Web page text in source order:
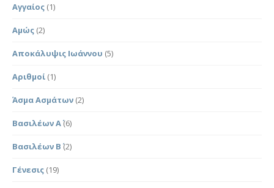
Αγγαίος (1)
Αμώς (2)
Αποκάλυψις Ιωάννου (5)
Αριθμοί (1)
Άσμα Ασμάτων (2)
Βασιλέων Α΄(6)
Βασιλέων Β΄ (2)
Γένεσις (19)